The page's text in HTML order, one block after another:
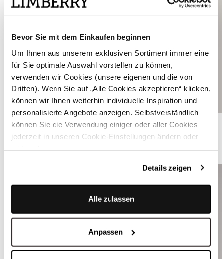
Bevor Sie mit dem Einkaufen beginnen
Um Ihnen aus unserem exklusiven Sortiment immer eine
für Sie optimale Auswahl vorstellen zu können,
verwenden wir Cookies (unsere eigenen und die von
Dritten). Wenn Sie auf „Alle Cookies akzeptieren“ klicken,
können wir Ihnen weiterhin individuelle Inspiration und
personalisierte Angebote anzeigen. Selbstverständlich
können Sie die Verwendung einiger oder aller Cookies
jederzeit in unseren Cookie-Einstellungen ändern oder
Details zeigen
Alle zulassen
Anpassen
Strickjacke in cremeweiß mit rosa Blumenstickerei - ROMY
ÄHNLICHE STYLES